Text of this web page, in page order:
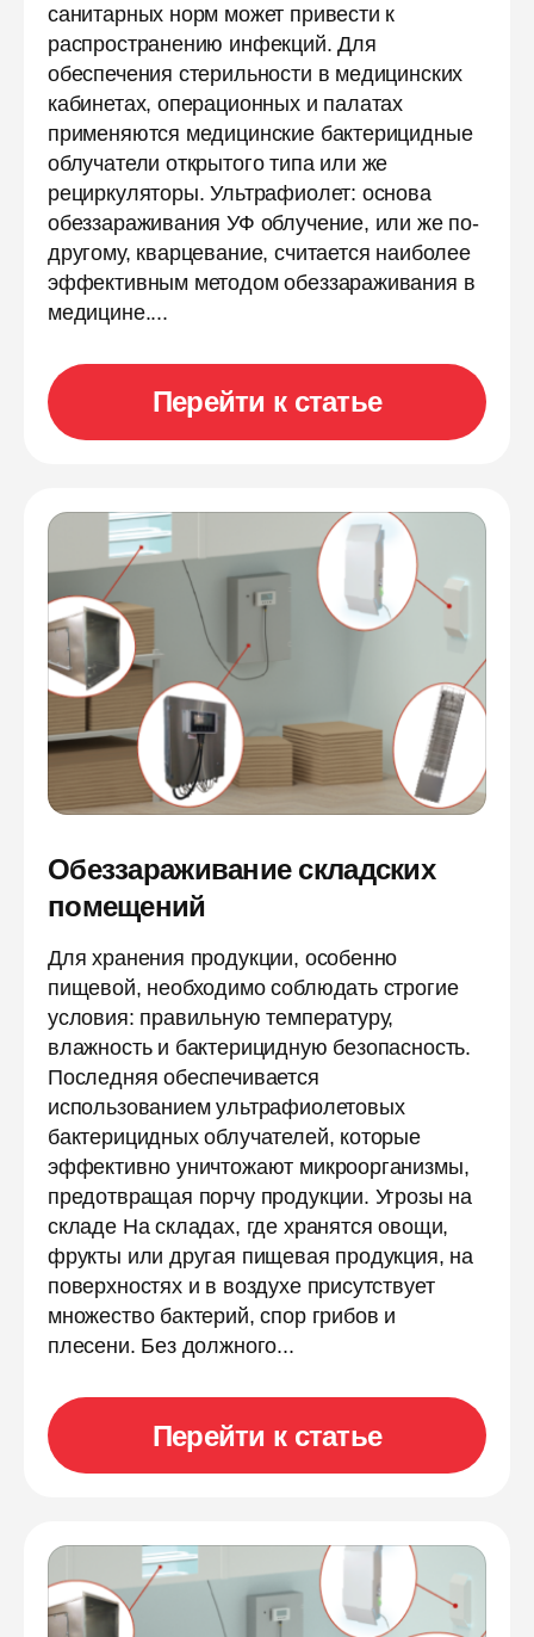
санитарных норм может привести к
распространению инфекций. Для
обеспечения стерильности в медицинских
кабинетах, операционных и палатах
применяются медицинские бактерицидные
облучатели открытого типа или же
рециркуляторы. Ультрафиолет: основа
обеззараживания УФ облучение, или же по-
другому, кварцевание, считается наиболее
эффективным методом обеззараживания в
медицине....
Перейти к статье
Обеззараживание складских
помещений
Для хранения продукции, особенно
пищевой, необходимо соблюдать строгие
условия: правильную температуру,
влажность и бактерицидную безопасность.
Последняя обеспечивается
использованием ультрафиолетовых
бактерицидных облучателей, которые
эффективно уничтожают микроорганизмы,
предотвращая порчу продукции. Угрозы на
складе На складах, где хранятся овощи,
фрукты или другая пищевая продукция, на
поверхностях и в воздухе присутствует
множество бактерий, спор грибов и
плесени. Без должного...
Перейти к статье